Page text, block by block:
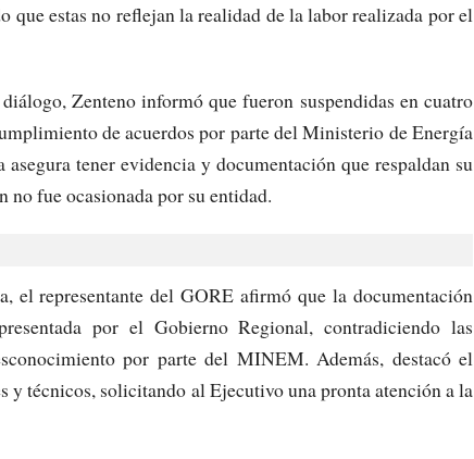
que estas no reflejan la realidad de la labor realizada por el
Zenteno informó que fueron suspendidas en cuatro
de acuerdos por parte del Ministerio de Energía
tener evidencia y documentación que respaldan su
no fue ocasionada por su entidad.
el representante del GORE afirmó que la documentación
por el Gobierno Regional, contradiciendo las
por parte del MINEM. Además, destacó el
y técnicos, solicitando al Ejecutivo una pronta atención a la